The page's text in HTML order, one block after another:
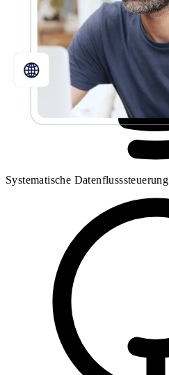
Systematische Datenflusssteuerung